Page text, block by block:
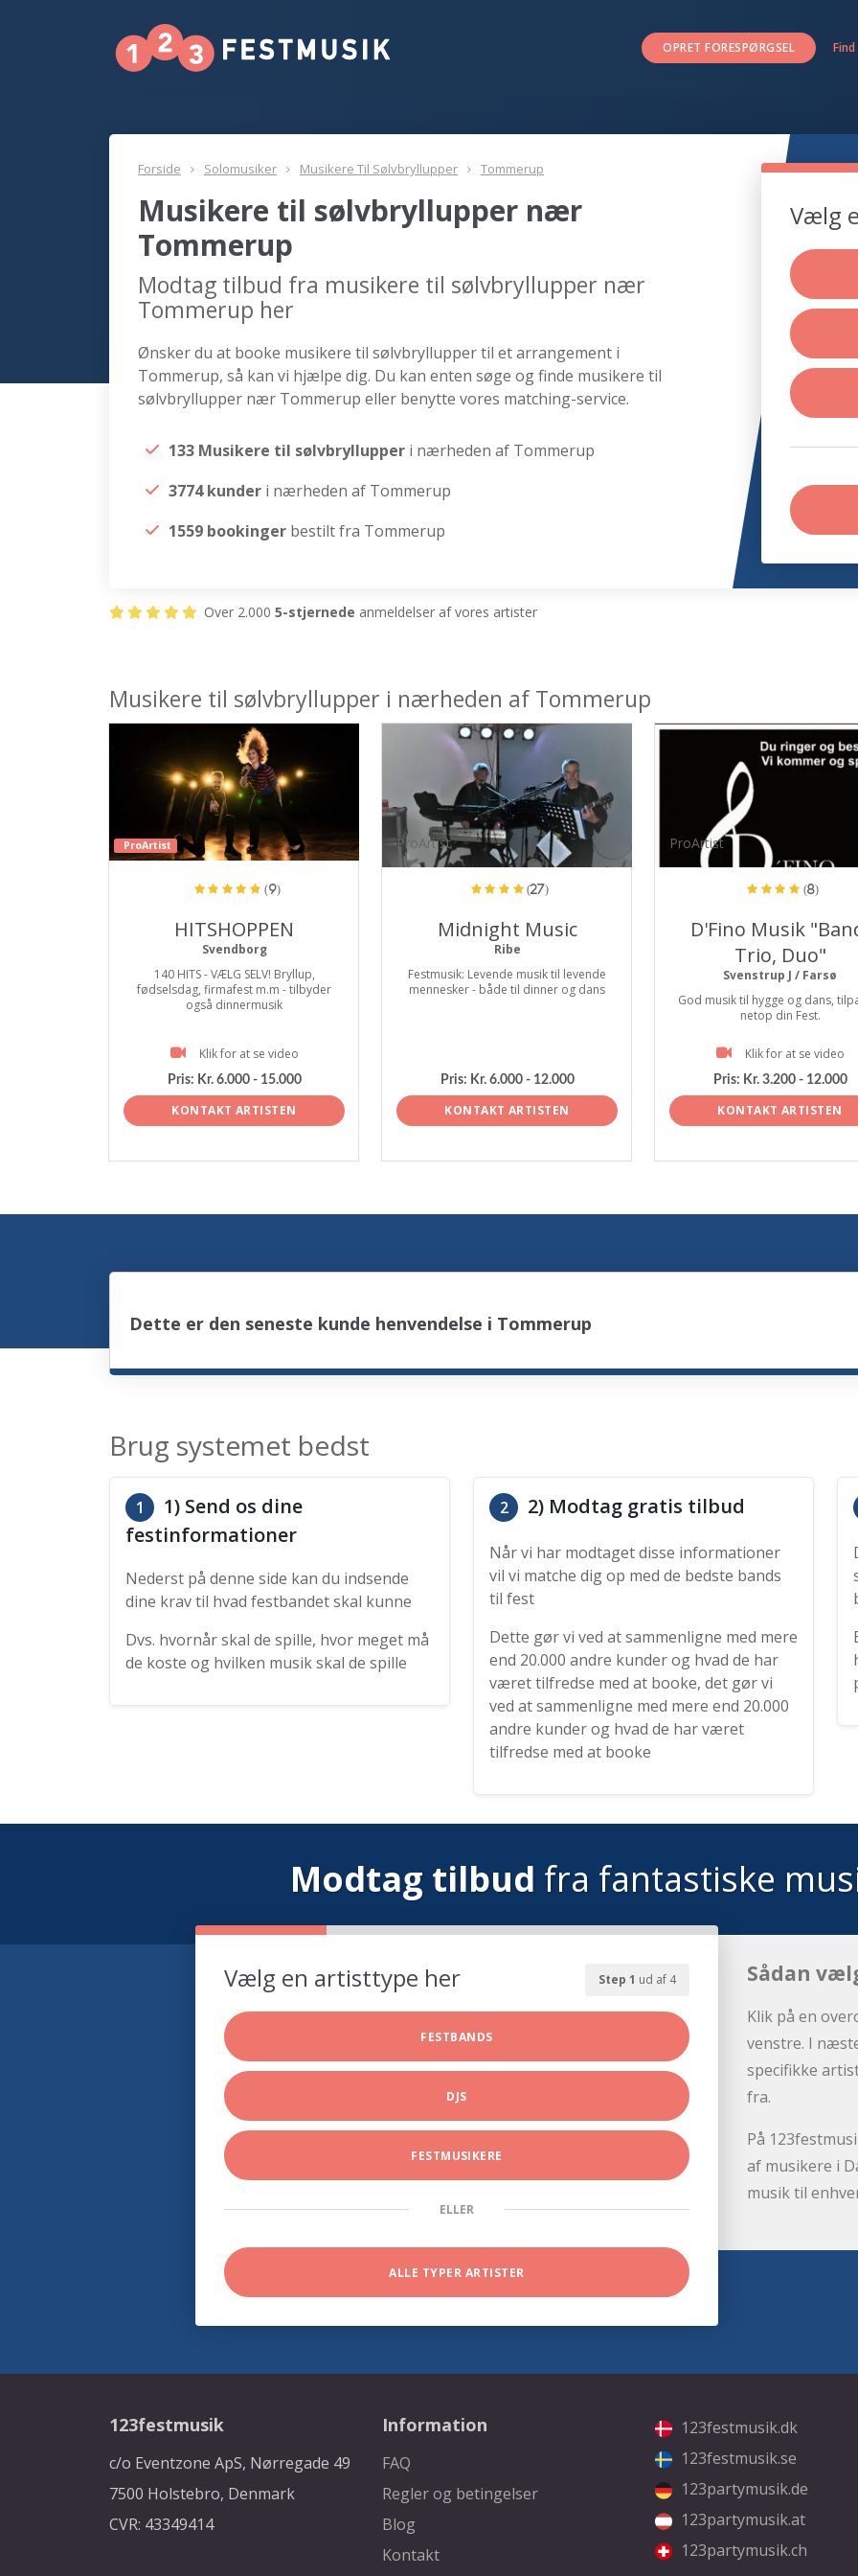
OPRET FORESPØRGSEL
Forside Solomusiker Musikere Til Sølvbryllupper Tommerup
Musikere til sølvbryllupper nær
Tommerup
Modtag tilbud fra musikere til sølvbryllupper nær
Tommerup her
Ønsker du at booke musikere til sølvbryllupper til et arrangement i
Tommerup, så kan vi hjælpe dig. Du kan enten søge og finde musikere til
sølvbryllupper nær Tommerup eller benytte vores matching-service.
133 Musikere til sølvbryllupper i nærheden af Tommerup
3774 kunder i nærheden af Tommerup
1559 bookinger bestilt fra Tommerup
Vælg
Over 2.000 5-stjernede anmeldelser af vores artister
Musikere til sølvbryllupper i nærheden af Tommerup
ProArtist
(9)
HITSHOPPEN
Svendborg
140 HITS - VÆLG SELV! Bryllup,
fødselsdag, firmafest m.m - tilbyder
også dinnermusik
Klik for at se video
Pris: Kr. 6.000 - 15.000
KONTAKT ARTISTEN
ProArtist
(27)
Midnight Music
Ribe
Festmusik: Levende musik til levende
mennesker - både til dinner og dans
Pris: Kr. 6.000 - 12.000
KONTAKT ARTISTEN
ProArtist
(8)
D'Fino Musik
Trio, Duo"
Svenstrup J / Farsø
God musik til hygge og dans,
netop din Fest.
Klik for at se video
Pris: Kr. 3.200 - 12.000
KONTAKT ARTISTEN
Dette er den seneste kunde henvendelse i Tommerup
Brug systemet bedst
1
1) Send os dine
festinformationer
Nederst på denne side kan du indsende
dine krav til hvad festbandet skal kunne
Dvs. hvornår skal de spille, hvor meget må
de koste og hvilken musik skal de spille
2 2) Modtag gratis tilbud
Når vi har modtaget disse informationer
vil vi matche dig op med de bedste bands
til fest
Dette gør vi ved at sammenligne med mere
end 20.000 andre kunder og hvad de har
været tilfredse med at booke, det gør vi
ved at sammenligne med mere end 20.000
andre kunder og hvad de har været
tilfredse med at booke
Modtag tilbud fra fantastiske
Step 1 ud af 4
Vælg en artisttype her
FESTBANDS
DJS
FESTMUSIKERE
ELLER
ALLE TYPER ARTISTER
Sådan
Klik på en
venstre. I
specifikke
fra.
På
af musikere i
musik til
123festmusik
c/o Eventzone ApS, Nørregade 49
7500 Holstebro, Denmark
CVR: 43349414
Information
FAQ
Regler og betingelser
Blog
Kontakt
123festmusik.dk
123festmusik.se
123partymusik.de
123partymusik.at
123partymusik.ch